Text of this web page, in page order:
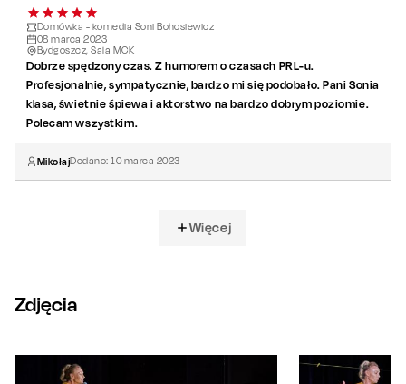
Domówka - komedia Soni Bohosiewicz
08 marca 2023
Bydgoszcz, Sala MCK
Dobrze spędzony czas. Z humorem o czasach PRL-u.
Profesjonalnie, sympatycznie, bardzo mi się podobało. Pani Sonia
klasa, świetnie śpiewa i aktorstwo na bardzo dobrym poziomie.
Polecam wszystkim.
MikołajDodano:10 marca 2023
Więcej
Zdjęcia